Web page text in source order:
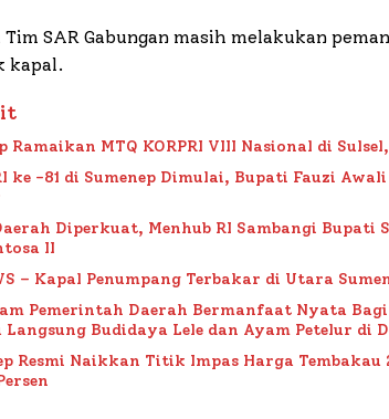
Tim SAR Gabungan masih melakukan
kapal.
Ramaikan MTQ KORPRI VIII Nasional di
ke -81 di Sumenep Dimulai, Bupati Fauzi
Diperkuat, Menhub RI Sambangi Bupati
II
– Kapal Penumpang Terbakar di Utara
Pemerintah Daerah Bermanfaat Nyata
Langsung Budidaya Lele dan Ayam Petelur di
Resmi Naikkan Titik Impas Harga